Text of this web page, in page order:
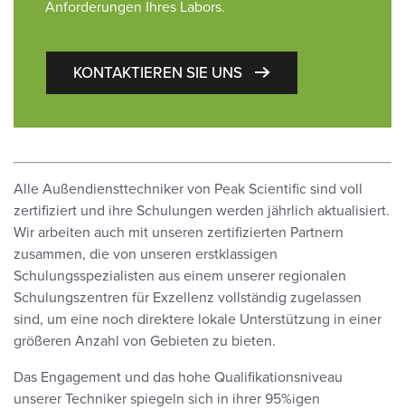
Anforderungen Ihres Labors.
KONTAKTIEREN SIE UNS
Alle Außendiensttechniker von Peak Scientific sind voll
zertifiziert und ihre Schulungen werden jährlich aktualisiert.
Wir arbeiten auch mit unseren zertifizierten Partnern
zusammen, die von unseren erstklassigen
Schulungsspezialisten aus einem unserer regionalen
Schulungszentren für Exzellenz vollständig zugelassen
sind, um eine noch direktere lokale Unterstützung in einer
größeren Anzahl von Gebieten zu bieten.
Das Engagement und das hohe Qualifikationsniveau
unserer Techniker spiegeln sich in ihrer 95%igen